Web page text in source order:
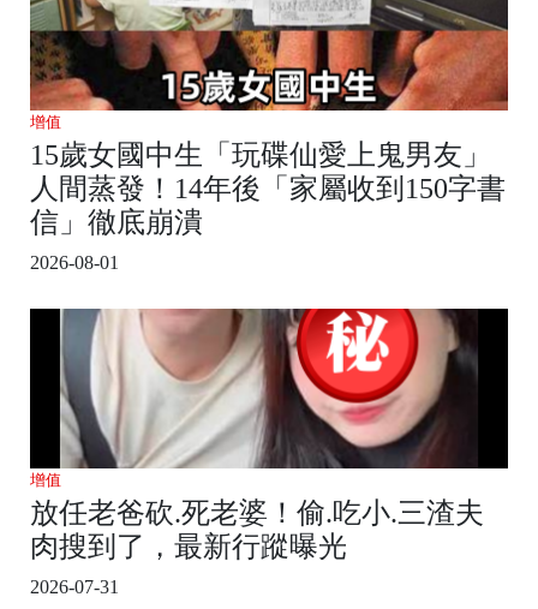
增值
15歲女國中生「玩碟仙愛上鬼男友」
人間蒸發！14年後「家屬收到150字書
信」徹底崩潰
2026-08-01
增值
放任老爸砍.死老婆！偷.吃小.三渣夫
肉搜到了，最新行蹤曝光
2026-07-31